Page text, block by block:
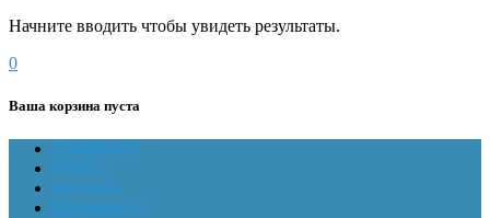
Начните вводить чтобы увидеть результаты.
0
Ваша корзина пуста
ГЛАВНАЯ
О НАС
Магазин
Документы